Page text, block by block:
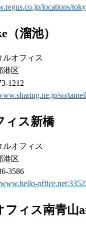
locations/
（溜池）
ルオフィス
港区
1212
so/
ィス新橋
ルオフィス
港区
3586
フィス南青山